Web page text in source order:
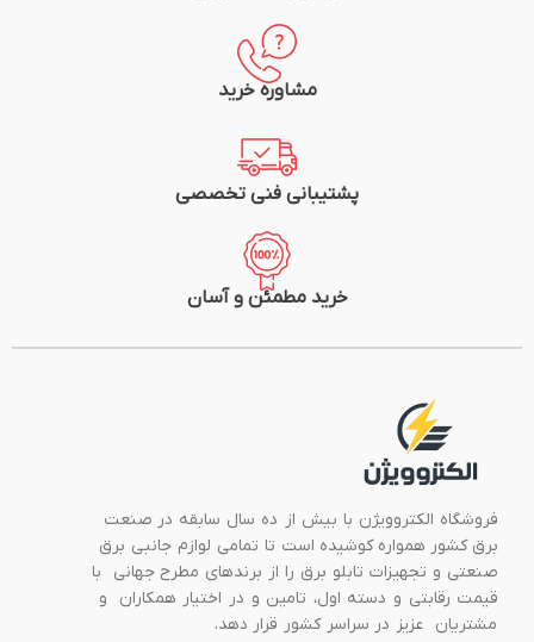
مشاوره خرید
پشتیبانی فنی تخصصی
خرید مطمئن و آسان
فروشگاه الکتروویژن با بیش از ده سال سابقه در صنعت
برق کشور همواره کوشیده است تا تمامی لوازم جانبی برق
صنعتی و تجهیزات تابلو برق را از برندهای مطرح جهانی با
قیمت رقابتی و دسته اول، تامین و در اختیار همکاران و
مشتریان عزیز در سراسر کشور قرار دهد.